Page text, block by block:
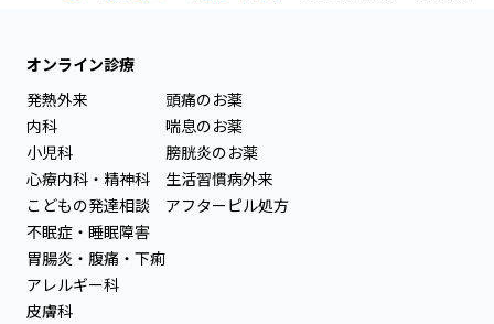
オンライン診療
発熱外来
内科
小児科
心療内科・精神科
こどもの発達相談
不眠症・睡眠障害
胃腸炎・腹痛・下痢
アレルギー科
皮膚科
頭痛のお薬
喘息のお薬
膀胱炎のお薬
生活習慣病外来
アフターピル処方